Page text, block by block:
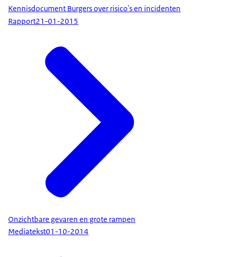
Kennisdocument Burgers over risico's en incidenten
Rapport21-01-2015
Onzichtbare gevaren en grote rampen
Mediatekst01-10-2014